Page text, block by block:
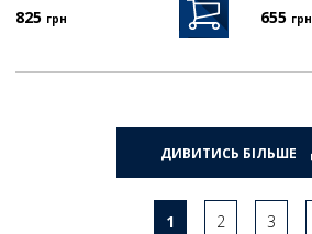
825 грн 655 грн
ДИВИТИСЬ БІЛЬШЕ
1 2 3